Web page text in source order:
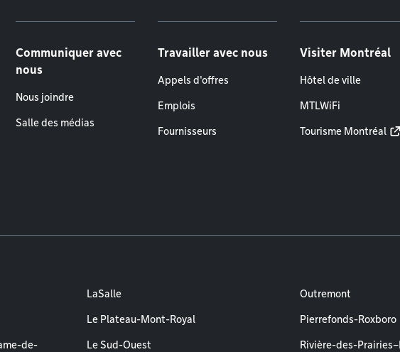
Communiquer avec
nous
Nous joindre
Salle des médias
Travailler avec nous
Appels d'offres
Emplois
Fournisseurs
Visiter Montréal
Hôtel de ville
MTLWiFi
Tourisme Montréal
de-
LaSalle
Le Plateau-Mont-Royal
Le Sud-Ouest
Outremont
Pierrefonds-Roxboro
Rivière-des-